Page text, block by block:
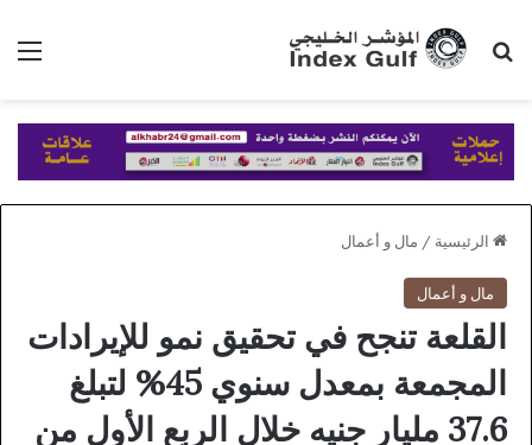
بحث عن
الرئيسية / مال و أعمال
مال و أعمال
القلعة تنجح في تحقيق نمو للإيرادات
المجمعة بمعدل سنوي 45% لتبلغ
37.6 مليار جنيه خلال الربع الأول من